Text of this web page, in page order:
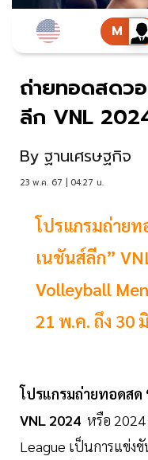
ถ่ายทอดสดว
ลีก VNL
By ฐานเศรษฐกิจ
23 พ.ค. 67 | 04:27 น.
โปรแกรมถ่าย
เนชันส์ลีก”
Volleyball
21 พ.ค. ถึง 30
โปรแกรมถ่ายทอดสด
VNL 2024 หรือ
League เป็นการแข่ง